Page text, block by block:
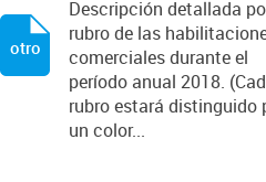
Descripción detallada
rubro de las
comerciales durante el
período anual 2018.
rubro estará distinguido
un color...
otro